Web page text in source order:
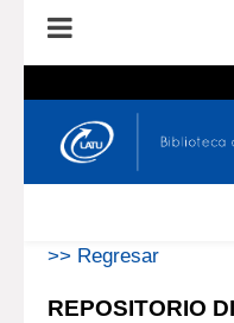
En el
>> Regresar
REPOSITORIO